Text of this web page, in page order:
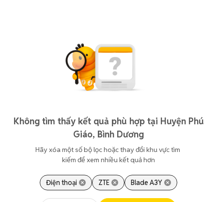
Không tìm thấy kết quả phù hợp tại Huyện Phú
Giáo, Bình Dương
Hãy xóa một số bộ lọc hoặc thay đổi khu vực tìm
kiếm để xem nhiều kết quả hơn
Điện thoại ZTE Blade A3Y